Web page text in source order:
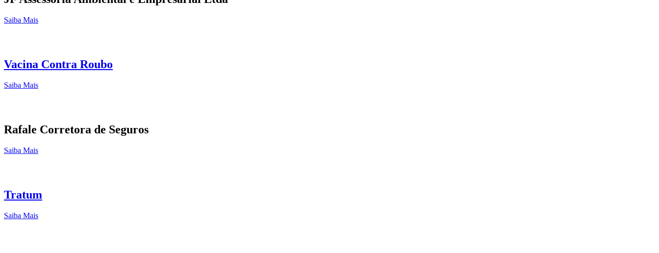
Saiba Mais
Vacina Contra Roubo
Saiba Mais
Rafale Corretora de Seguros
Saiba Mais
Tratum
Saiba Mais